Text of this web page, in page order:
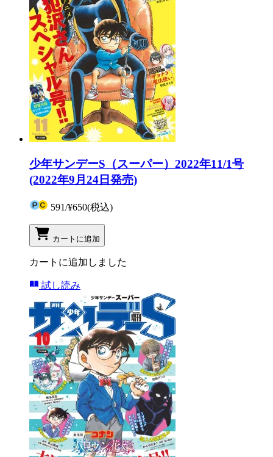
少年サンデーS（スーパー）2022年11/1号
(2022年9月24日発売)
591/¥650(税込)
カートに追加
カートに追加しました
試し読み